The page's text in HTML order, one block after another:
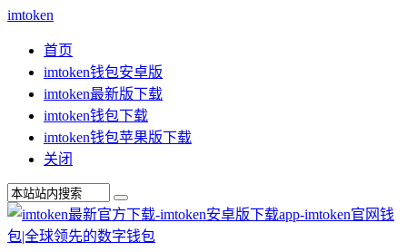
imtoken
首页
imtoken钱包安卓版
imtoken最新版下载
imtoken钱包下载
imtoken钱包苹果版下载
关闭